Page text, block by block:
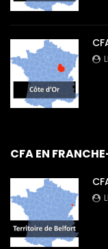
CFA EN